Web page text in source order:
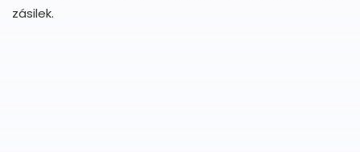
zásilek.